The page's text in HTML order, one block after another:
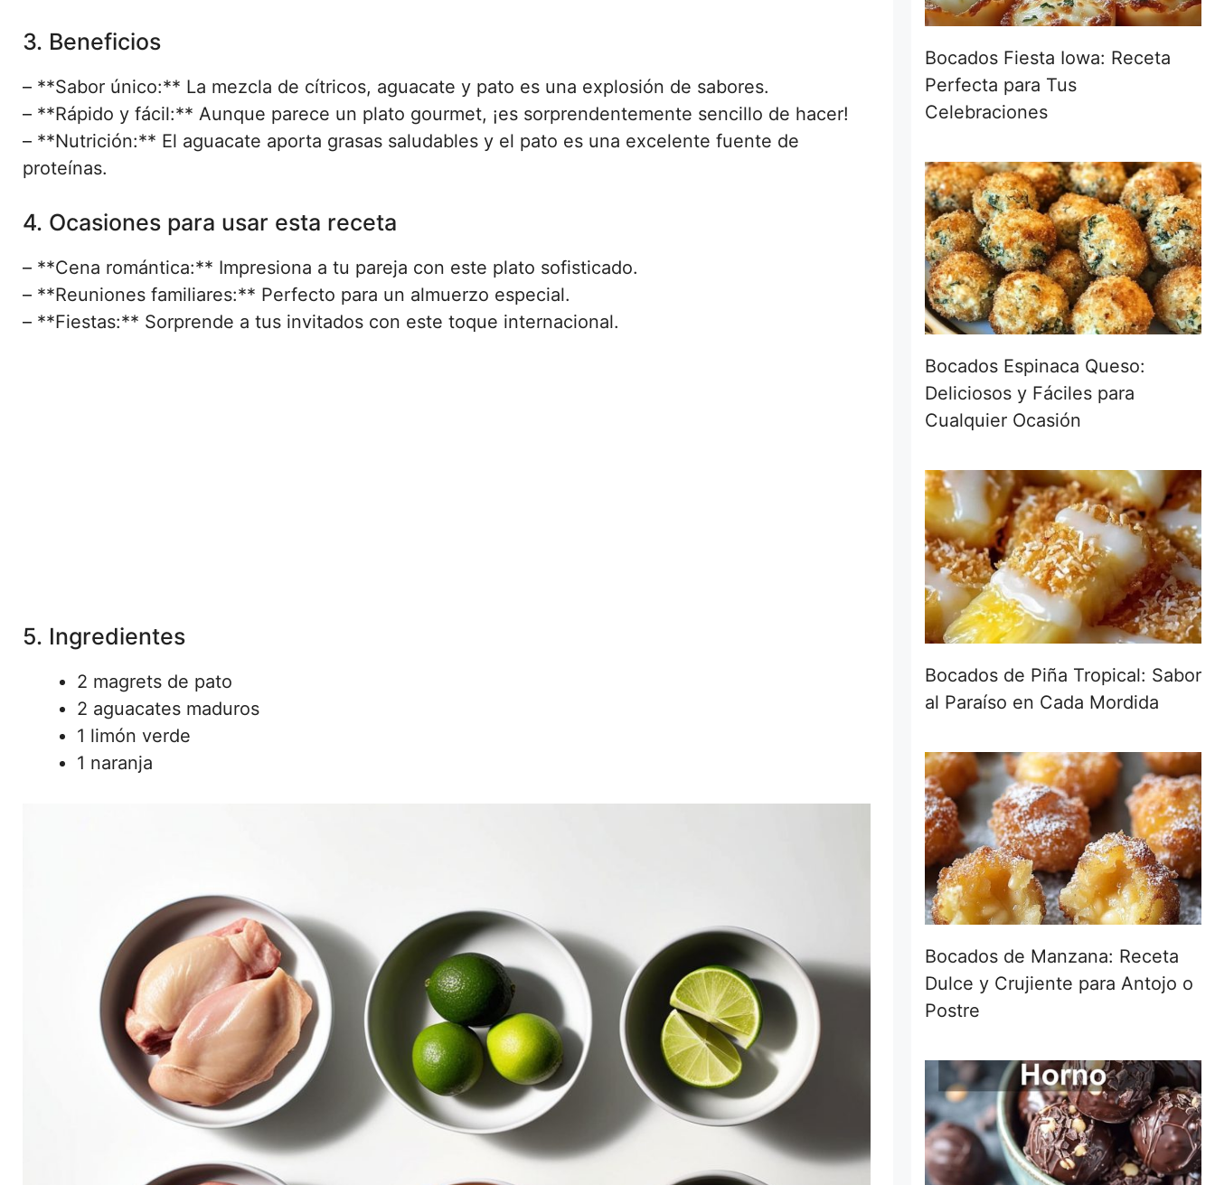
3. Beneficios
– **Sabor único:** La mezcla de cítricos, aguacate y pato es una explosión de sabores.
– **Rápido y fácil:** Aunque parece un plato gourmet, ¡es sorprendentemente sencillo de hacer!
– **Nutrición:** El aguacate aporta grasas saludables y el pato es una excelente fuente de
proteínas.
4. Ocasiones para usar esta receta
– **Cena romántica:** Impresiona a tu pareja con este plato sofisticado.
– **Reuniones familiares:** Perfecto para un almuerzo especial.
– **Fiestas:** Sorprende a tus invitados con este toque internacional.
5. Ingredientes
2 magrets de pato
2 aguacates maduros
1 limón verde
1 naranja
Bocados Fiesta Iowa: Receta
Perfecta para Tus
Celebraciones
Bocados Espinaca Queso:
Deliciosos y Fáciles para
Cualquier Ocasión
Bocados de Piña Tropical: Sabor
al Paraíso en Cada Mordida
Bocados de Manzana: Receta
Dulce y Crujiente para Antojo o
Postre